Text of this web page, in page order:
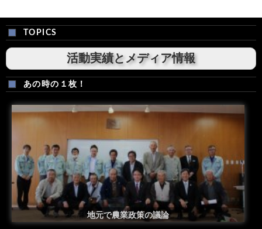
TOPICS
活動実績とメディア情報
あの時の１枚！
安倍総理米国議会演説後の一コマ
地元で農業政策の議論